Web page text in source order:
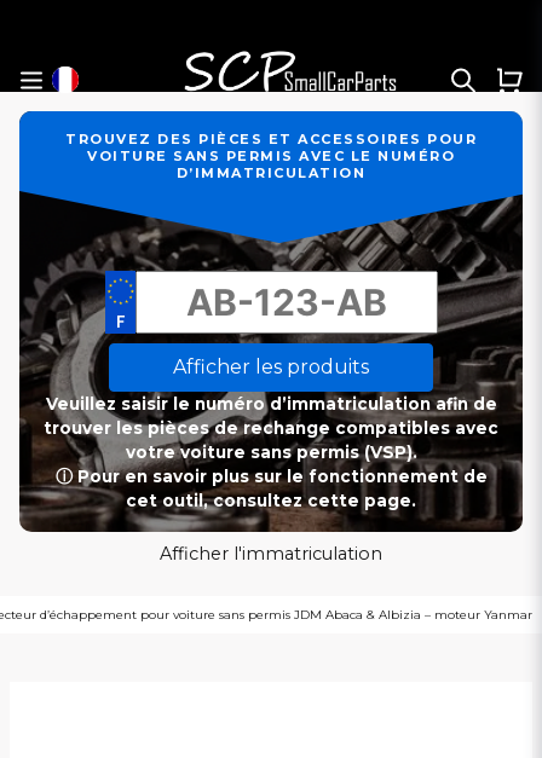
TROUVEZ DES PIÈCES ET ACCESSOIRES POUR
VOITURE SANS PERMIS AVEC LE NUMÉRO
D’IMMATRICULATION
Afficher les produits
Veuillez saisir le numéro d’immatriculation afin de
trouver les pièces de rechange compatibles avec
votre voiture sans permis (VSP).
ⓘ Pour en savoir plus sur le fonctionnement de
cet outil, consultez cette page.
Afficher l'immatriculation
d’échappement pour voiture sans permis JDM Abaca & Albizia – moteur Yanmar